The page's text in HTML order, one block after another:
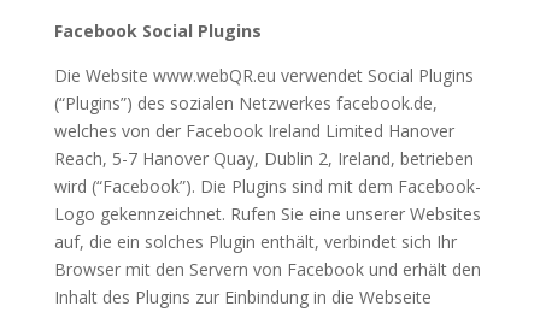
Facebook Social Plugins
Die Website www.webQR.eu verwendet Social Plugins
(“Plugins”) des sozialen Netzwerkes facebook.de,
welches von der Facebook Ireland Limited Hanover
Reach, 5-7 Hanover Quay, Dublin 2, Ireland, betrieben
wird (“Facebook”). Die Plugins sind mit dem Facebook-
Logo gekennzeichnet. Rufen Sie eine unserer Websites
auf, die ein solches Plugin enthält, verbindet sich Ihr
Browser mit den Servern von Facebook und erhält den
Inhalt des Plugins zur Einbindung in die Webseite